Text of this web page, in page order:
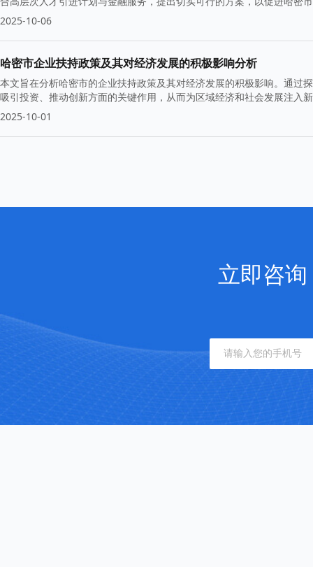
2025-10-06
哈密市企业扶持政策及其对经济发展的积极影响分析
本文旨在分析哈密市的企业扶持政策及其对经济发展的积极影响。通过
吸引投资、推动创新方面的关键作用，从而为区域经济和社会发展注入
2025-10-01
立即咨